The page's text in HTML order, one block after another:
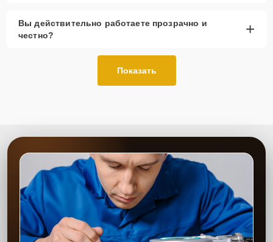
Вы действительно работаете прозрачно и
честно?
+
Показать